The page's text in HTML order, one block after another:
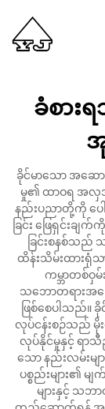
ခံစာ
ခိုင်မာသော အဆ
မှု၏ ထာဝရ အလှအ
နည်းပညာတို့ကို ပေ
ခြင်း ဖြေရှင်း
ခြင်းစနစ်သည်
ထိန်းသိမ်းထားရုံသ
ကမ္ဘာတစ်ဝှမ်
သဘောတရားအခြ
ဖြစ်စေပါသည်။
လုပ်ငန်းစဉ်သည် မို
လုပ်နိုင်မှုနှင့် ရာ
သော နည်းလမ်းမ
ပစ္စည်းများ၏ မ
များနှင့် သဘ